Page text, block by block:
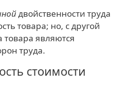
двойственности труда
товара; но, с другой
товара являются
труда.
стоимости